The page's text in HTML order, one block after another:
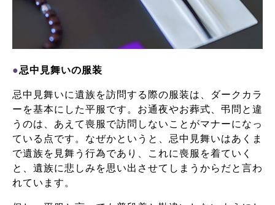
●忌中見舞いの服装
忌中見舞いに遺族を訪問する際の服装は、ダークカラ
ーを基本にした平服です。お通夜やお葬式、弔問と違
うのは、あえて喪服で訪問しないことがマナーになっ
ている点です。 なぜかというと、忌中見舞いはあくま
で遺族を見舞う行為であり、これに喪服を着ていく
と、遺族に悲しみを思い出させてしまうからだと言わ
れています。